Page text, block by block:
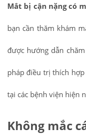
Mắt bị cận nặng có
bạn cần thăm khám
được hướng dẫn
pháp điều trị thích
tại các bệnh viện hiện
Không mắc